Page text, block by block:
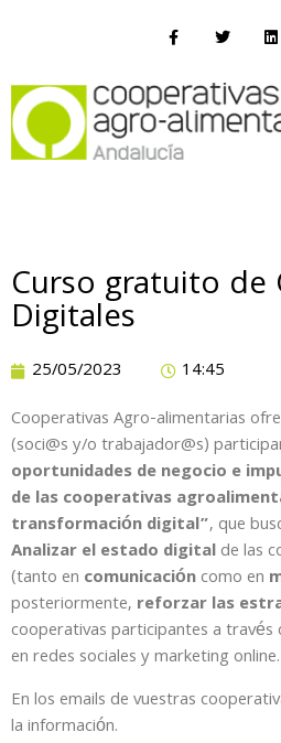
Curso gratuito de
Digitales
25/05/2023
14:45
Cooperativas Agro-alimentarias
(soci@s y/o trabajador@s)
oportunidades de negocio e
de las cooperativas
transformación digital”, que
Analizar el estado digitalde las
(tanto en comunicacióncomo en
posteriormente, reforzar las
cooperativas participantes a través
en redes sociales y marketing online.
En los emails de vuestras
la información.